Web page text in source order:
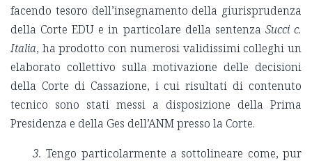
facendo tesoro dell’insegnamento della giurisprudenza
della Corte EDU e in particolare della sentenza Succi c.
Italia, ha prodotto con numerosi validissimi colleghi un
elaborato collettivo sulla motivazione delle decisioni
della Corte di Cassazione, i cui risultati di contenuto
tecnico sono stati messi a disposizione della Prima
Presidenza e della Ges dell’ANM presso la Corte.
3.Tengo particolarmente a sottolineare come, pur